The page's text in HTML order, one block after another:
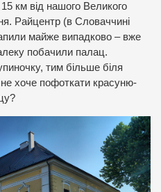
км від нашого Великого
Райцентр (в Словаччині
майже випадково – вже
побачили палац.
тим більше біля
хоче пофоткати красуню-